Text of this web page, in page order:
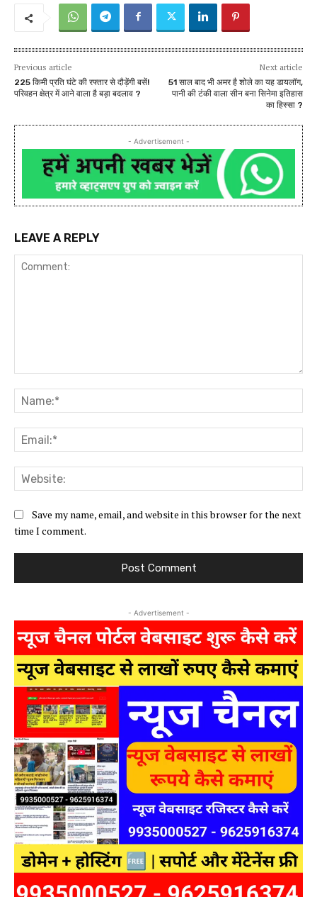
Previous article
225 किमी प्रति घंटे की रफ्तार से दौड़ेंगी बसें!
परिवहन क्षेत्र में आने वाला है बड़ा बदलाव ?
Next article
51 साल बाद भी अमर है शोले का यह डायलॉग,
पानी की टंकी वाला सीन बना सिनेमा इतिहास
का हिस्सा ?
- Advertisement -
LEAVE A REPLY
Save my name, email, and website in this browser for the next
time I comment.
- Advertisement -